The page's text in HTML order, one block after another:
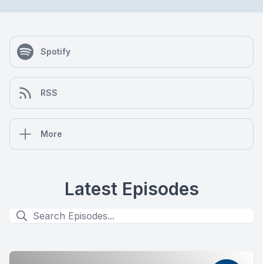
Spotify
RSS
More
Latest Episodes